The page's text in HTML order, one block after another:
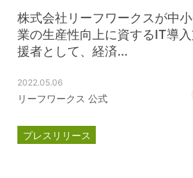
株式会社リーフワークスが中
業の生産性向上に資するIT導
援者として、経済...
2022.05.06
リーフワークス 公式
プレスリリース